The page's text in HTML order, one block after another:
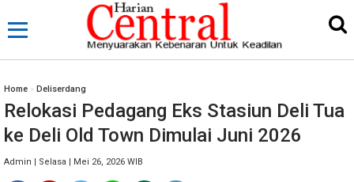
Home » Deliserdang
Relokasi Pedagang Eks Stasiun Deli Tua
ke Deli Old Town Dimulai Juni 2026
Admin | Selasa | Mei 26, 2026 WIB